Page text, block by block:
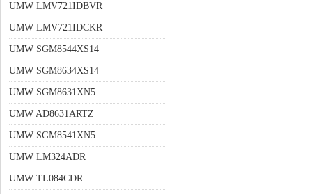
UMW LMV721IDBVR
UMW LMV721IDCKR
UMW SGM8544XS14
UMW SGM8634XS14
UMW SGM8631XN5
UMW AD8631ARTZ
UMW SGM8541XN5
UMW LM324ADR
UMW TL084CDR